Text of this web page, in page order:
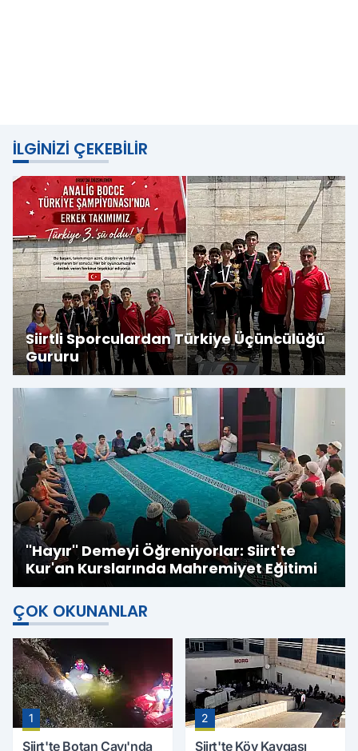
İLGINIZI ÇEKEBILIR
Siirtli Sporculardan Türkiye Üçüncülüğü
Gururu
''Hayır'' Demeyi Öğreniyorlar: Siirt'te
Kur'an Kurslarında Mahremiyet Eğitimi
ÇOK OKUNANLAR
1
Siirt'te Botan Çayı'nda
2
Siirt'te Köy Kavgası